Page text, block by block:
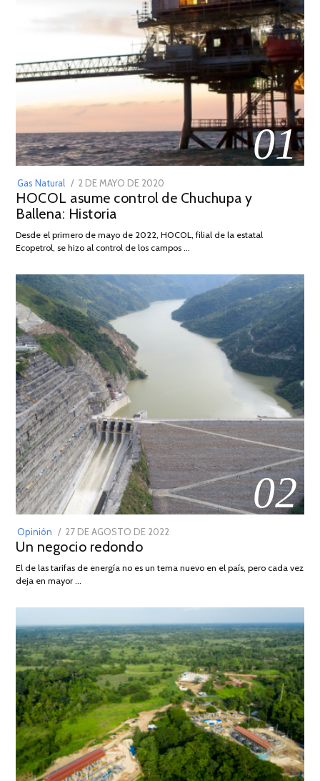
01
Gas Natural
POSTED
ON
2 DE MAYO DE 2020
DE
2026
HOCOL asume control de Chuchupa y
Ballena: Historia
Desde el primero de mayo de 2022, HOCOL, filial de la estatal
Ecopetrol, se hizo al control de los campos …
02
Opinión
POSTED
ON
27 DE AGOSTO DE 2022
DE
Un negocio redondo
El de las tarifas de energía no es un tema nuevo en el país, pero cada vez
deja en mayor …